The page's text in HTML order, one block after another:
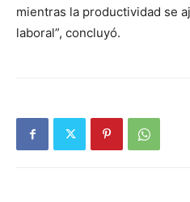
mientras la productividad se
laboral”, concluyó.